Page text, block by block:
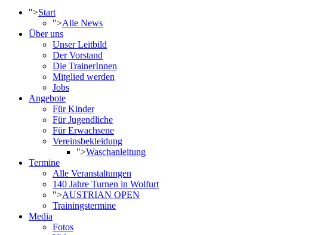
">Start
">Alle News
Über uns
Unser Leitbild
Der Vorstand
Die TrainerInnen
Mitglied werden
Jobs
Angebote
Für Kinder
Für Jugendliche
Für Erwachsene
Vereinsbekleidung
">Waschanleitung
Termine
Alle Veranstaltungen
140 Jahre Turnen in Wolfurt
">AUSTRIAN OPEN
Trainingstermine
Media
Fotos